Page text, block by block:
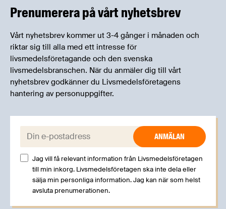
Prenumerera på vårt nyhetsbrev
Vårt nyhetsbrev kommer ut 3-4 gånger i månaden och
riktar sig till alla med ett intresse för
livsmedelsföretagande och den svenska
livsmedelsbranschen. När du anmäler dig till vårt
nyhetsbrev godkänner du Livsmedelsföretagens
hantering av personuppgifter.
E-post:
Jag vill få relevant information från Livsmedelsföretagen
till min inkorg. Livsmedelsföretagen ska inte dela eller
sälja min personliga information. Jag kan när som helst
avsluta prenumerationen.